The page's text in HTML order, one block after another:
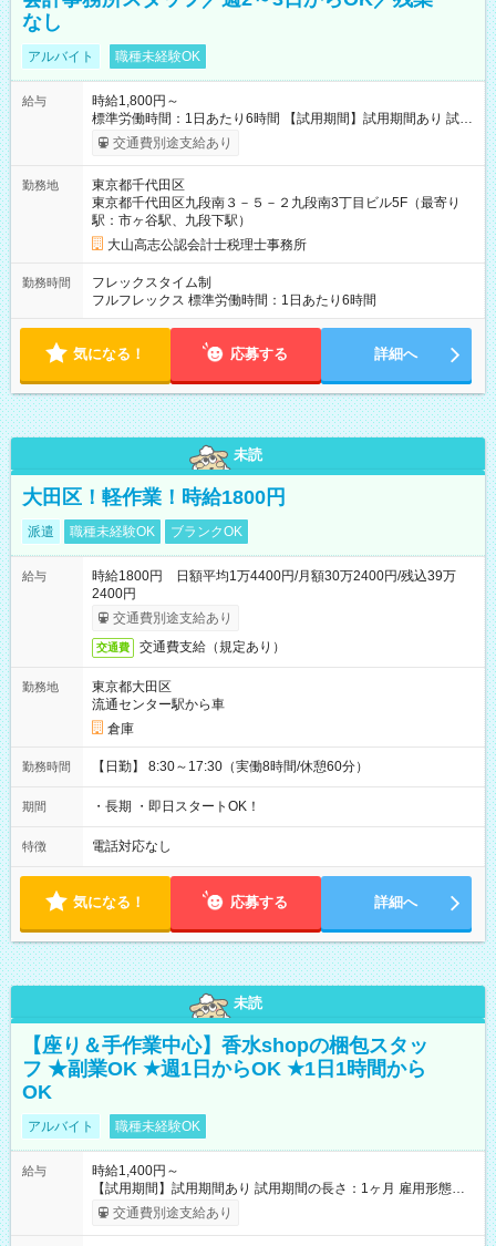
なし
アルバイト 職種未経験OK
給与
時給1,800円～
標準労働時間：1日あたり6時間 【試用期間】試用期間あり 試用
期間の長さ：3ヶ月 雇用形態、給与は本採用時と同じです。
交通費別途支給あり
勤務地
東京都千代田区
東京都千代田区九段南３－５－２九段南3丁目ビル5F（最寄り
駅：市ヶ谷駅、九段下駅）
大山高志公認会計士税理士事務所
勤務時間
フレックスタイム制
フルフレックス 標準労働時間：1日あたり6時間
気になる！ 応募する 詳細へ
未読
大田区！軽作業！時給1800円
派遣 職種未経験OK ブランクOK
給与
時給1800円 日額平均1万4400円/月額30万2400円/残込39万
2400円
交通費別途支給あり
交通費 交通費支給（規定あり）
勤務地
東京都大田区
流通センター駅から車
倉庫
勤務時間 【日勤】 8:30～17:30（実働8時間/休憩60分）
期間 ・長期 ・即日スタートOK！
特徴 電話対応なし
気になる！ 応募する 詳細へ
未読
【座り＆手作業中心】香水shopの梱包スタッ
フ ★副業OK ★週1日からOK ★1日1時間から
OK
アルバイト 職種未経験OK
給与
時給1,400円～
【試用期間】試用期間あり 試用期間の長さ：1ヶ月 雇用形態、
給与は本採用時と同じです。
交通費別途支給あり